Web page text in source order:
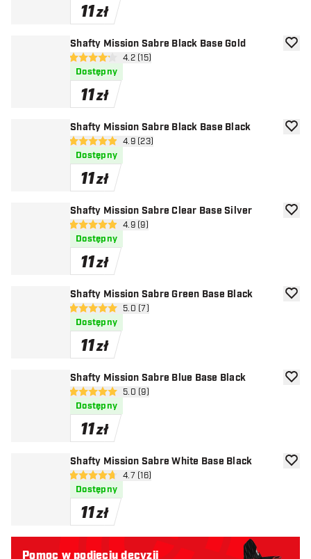
11zł
Shafty Mission Sabre Black Base Gold
otwórz panel recenzji
4.2 gwiazdki oceny
4.2 (15)
Dostępny
11zł
Shafty Mission Sabre Black Base Black
otwórz panel recenzji
4.9 gwiazdki oceny
4.9 (23)
Dostępny
11zł
Shafty Mission Sabre Clear Base Silver
otwórz panel recenzji
4.9 gwiazdki oceny
4.9 (9)
Dostępny
11zł
Shafty Mission Sabre Green Base Black
otwórz panel recenzji
5 gwiazdki oceny5.0 (7)
Dostępny
11zł
Shafty Mission Sabre Blue Base Black
otwórz panel recenzji
5 gwiazdki oceny5.0 (9)
Dostępny
11zł
Shafty Mission Sabre White Base Black
otwórz panel recenzji
4.7 gwiazdki oceny
4.7 (16)
Dostępny
11zł
Pomoc w podjęciu decyzji